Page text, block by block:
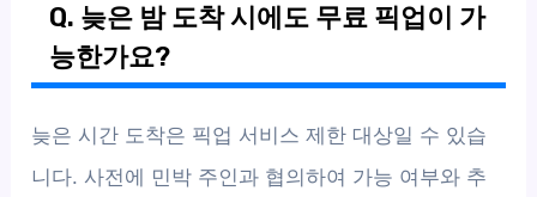
Q. 늦은 밤 도착 시에도 무료 픽업이 가
능한가요?
늦은 시간 도착은 픽업 서비스 제한 대상일 수 있습
니다. 사전에 민박 주인과 협의하여 가능 여부와 추